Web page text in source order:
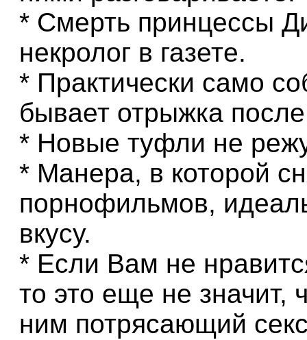
* Смерть принцессы
некролог в газете.
* Практически само
бывает отрыжка
* Новые туфли не
* Манера, в которой
порнофильмов,
вкусу.
* Если Вам не
то это еще не значит,
ним потрясающий